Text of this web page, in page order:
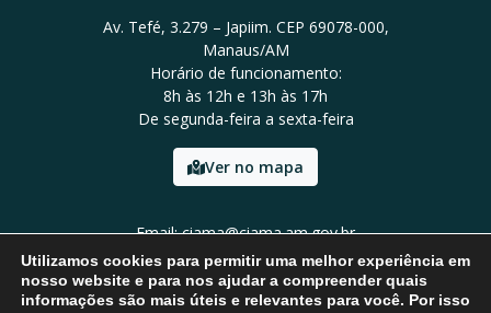
Av. Tefé, 3.279 – Japiim. CEP 69078-000,
Manaus/AM
Horário de funcionamento:
8h às 12h e 13h às 17h
De segunda-feira a sexta-feira
Ver no mapa
Email: ciama@ciama.am.gov.br
Tel: (92) 2123 9999
Utilizamos cookies para permitir uma melhor experiência em
nosso website e para nos ajudar a compreender quais
informações são mais úteis e relevantes para você. Por isso